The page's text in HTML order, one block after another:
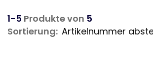
1-5 Produkte von 5
Sortierung: